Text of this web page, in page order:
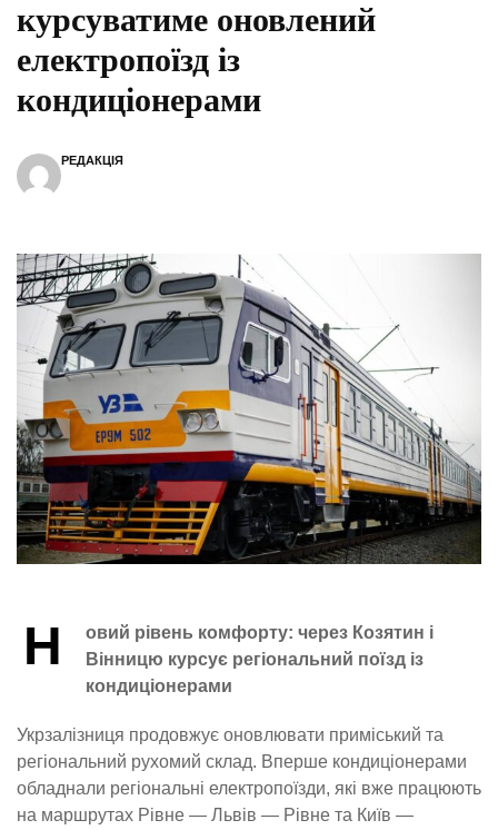
курсуватиме оновлений
електропоїзд із
кондиціонерами
РЕДАКЦІЯ
Н
овий рівень комфорту: через Козятин і
Вінницю курсує регіональний поїзд із
кондиціонерами
Укрзалізниця продовжує оновлювати приміський та
регіональний рухомий склад. Вперше кондиціонерами
обладнали регіональні електропоїзди, які вже працюють
на маршрутах Рівне — Львів — Рівне та Київ —